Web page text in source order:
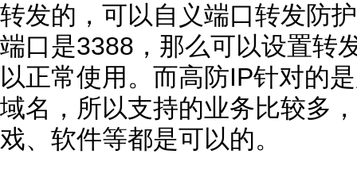
转发的，可以自义端口转发防
端口是3388，那么可以设置转
以正常使用。而高防IP针对的
域名，所以支持的业务比较多
戏、软件等都是可以的。